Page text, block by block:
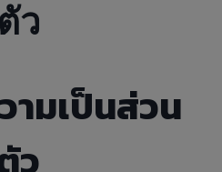
ตัว
ามเป็นส่วน
ว